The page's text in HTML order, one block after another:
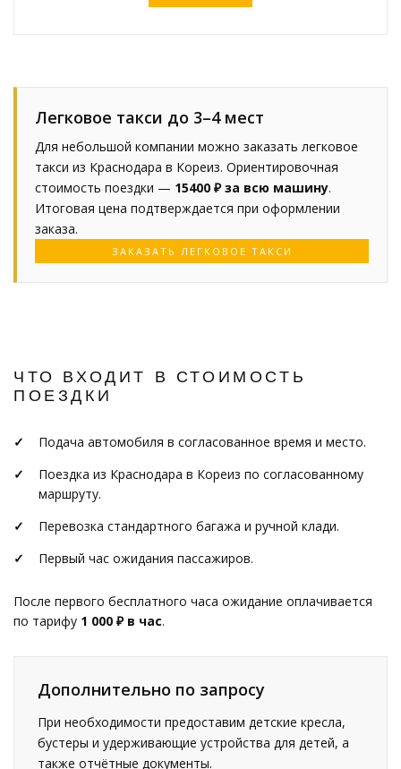
Легковое такси до 3–4 мест
Для небольшой компании можно заказать легковое
такси из Краснодара в Кореиз. Ориентировочная
стоимость поездки — 15400 ₽ за всю машину.
Итоговая цена подтверждается при оформлении
заказа.
ЗАКАЗАТЬ ЛЕГКОВОЕ ТАКСИ
ЧТО ВХОДИТ В СТОИМОСТЬ
ПОЕЗДКИ
Подача автомобиля в согласованное время и место.
Поездка из Краснодара в Кореиз по согласованному
маршруту.
Перевозка стандартного багажа и ручной клади.
Первый час ожидания пассажиров.
После первого бесплатного часа ожидание оплачивается
по тарифу 1 000 ₽ в час.
Дополнительно по запросу
При необходимости предоставим детские кресла,
бустеры и удерживающие устройства для детей, а
также отчётные документы.